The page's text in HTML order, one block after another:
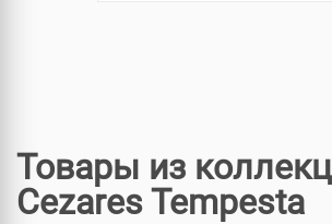
Товары из
Cezares Tempesta